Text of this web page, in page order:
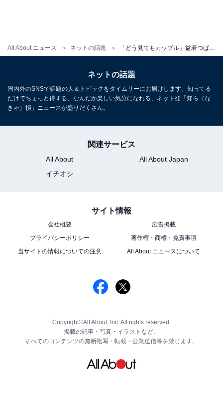
All About ニュース ネットの話題
ネットの話題
国内外のSNSで話題の人＆トピックをタイムリーにお届けします。知ってる
だけでちょっと得する、なんだか楽しい気分になれる、ネット発「知ら（な
きゃ）損」ニュースが盛りだくさん。
関連サービス
All About
All About Japan
イチオシ
サイト情報
会社概要
広告掲載
プライバシーポリシー
著作権・商標・免責事項
当サイトの情報についての注意
All About ニュースについて
Copyright©All About, Inc. All rights reserved.
掲載の記事・写真・イラストなど、
すべてのコンテンツの無断複写・転載・公衆送信等を禁じます。